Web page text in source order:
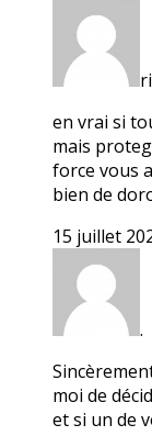
en vrai si
mais
force vous
bien de
15 juillet
.
moi de
et si un de